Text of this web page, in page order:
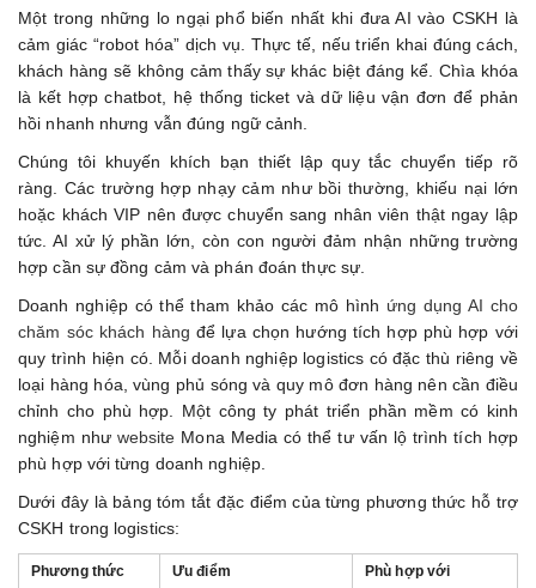
Một trong những lo ngại phổ biến nhất khi đưa AI vào CSKH là
cảm giác “robot hóa” dịch vụ. Thực tế, nếu triển khai đúng cách,
khách hàng sẽ không cảm thấy sự khác biệt đáng kể. Chìa khóa
là kết hợp chatbot, hệ thống ticket và dữ liệu vận đơn để phản
hồi nhanh nhưng vẫn đúng ngữ cảnh.
Chúng tôi khuyến khích bạn thiết lập quy tắc chuyển tiếp rõ
ràng. Các trường hợp nhạy cảm như bồi thường, khiếu nại lớn
hoặc khách VIP nên được chuyển sang nhân viên thật ngay lập
tức. AI xử lý phần lớn, còn con người đảm nhận những trường
hợp cần sự đồng cảm và phán đoán thực sự.
Doanh nghiệp có thể tham khảo các mô hình ứng dụng AI cho
chăm sóc khách hàng để lựa chọn hướng tích hợp phù hợp với
quy trình hiện có. Mỗi doanh nghiệp logistics có đặc thù riêng về
loại hàng hóa, vùng phủ sóng và quy mô đơn hàng nên cần điều
chỉnh cho phù hợp. Một công ty phát triển phần mềm có kinh
nghiệm như website Mona Media có thể tư vấn lộ trình tích hợp
phù hợp với từng doanh nghiệp.
Dưới đây là bảng tóm tắt đặc điểm của từng phương thức hỗ trợ
CSKH trong logistics:
Phương thức Ưu điểm Phù hợp với